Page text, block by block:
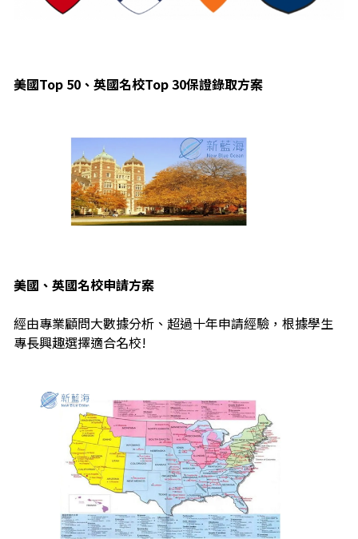
美國Top 50、英國名校Top 30保證錄取方案
美國、英國名校申請方案
經由專業顧問大數據分析、超過十年申請經驗，根據學生
專長興趣選擇適合名校!